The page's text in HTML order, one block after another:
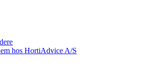
hos HortiAdvice A/S